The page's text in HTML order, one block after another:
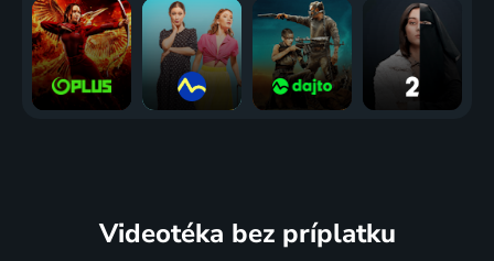
Videotéka bez príplatku